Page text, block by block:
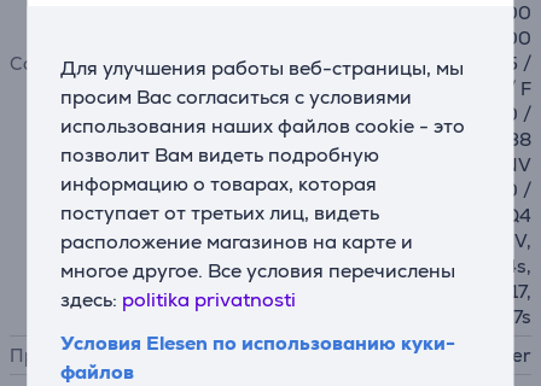
Для улучшения работы веб-страницы, мы
просим Вас согласиться с условиями
использования наших файлов cookie - это
позволит Вам видеть подробную
информацию о товарах, которая
поступает от третьих лиц, видеть
расположение магазинов на карте и
многое другое. Все условия перечислены
здесь: politika privatnosti
Условия Elesen по использованию куки-
файлов
Совместимость
0 / 955 / 1200 / 1250 / 1500
(D) / 2200 / 4000(D) / 5000
/ A16 / A50 / A60SE / A65 /
A80 / A150 / F400 / F410 / F
420 / F460 / F480 / F560 /
F580 / I / Ie / M280D / M38
0D / NV1100 / NV1300 / NV
2600 / NV2700 / QC-1000 /
V5 / V5LE / V7 / VQ2 / VQ4
/ XJ1 / XJ2 / XP1 / XP3 / XV,
J14, J14s, J17, J17s, KD144s,
KE14s, RH127, RH137, RL417,
RL425, X14, X14s, X17, X17s
Производитель
Brother